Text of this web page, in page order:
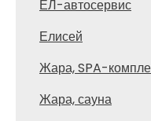
ЕЛ-автосервис
Елисей
Жара, SPA-
Жара, сауна